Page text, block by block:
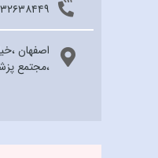
اصفهان
،مجتمع